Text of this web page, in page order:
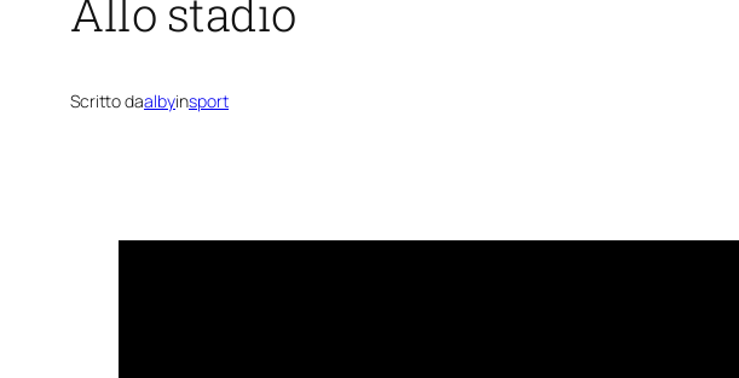
Allo stadio
Scritto daalbyinsport